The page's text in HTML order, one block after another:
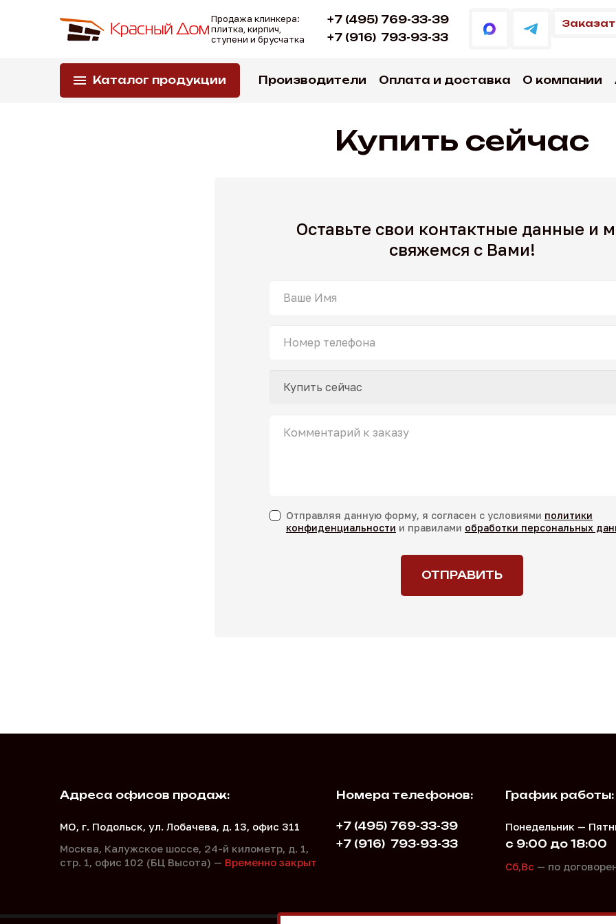
Продажа клинкера:
плитка, кирпич,
ступени и брусчатка
+7 (495) 769-33-39
+7 (916) 793-93-33
Каталог продукции Производители Оплата и доставка О компании
Купить сейчас
Оставьте свои контактные данные и
свяжемся с Вами!
к
заказу
Отправляя данную форму, я согласен с условиями политики
конфиденциальности и правилами обработки персональных
confidencial
*
ОТПРАВИТЬ
Адреса офисов продаж:
МО, г. Подольск, ул. Лобачева, д. 13, офис 311
Москва, Калужское шоссе, 24-й километр, д. 1,
стр. 1, офис 102 (БЦ Высота) — Временно закрыт
Номера телефонов:
+7 (495) 769-33-39
+7 (916) 793-93-33
График работы:
Понедельник —
с 9:00 до 18:00
Сб,Вс — по